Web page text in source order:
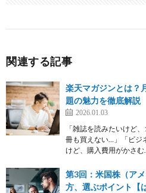
関連する記事
楽天マガジンとは？
題の魅力を徹底解説
2026.01.03
「雑誌を読みたいけど
冊も買えない…」「ビジ
けど、購入費用がかさ
第3回：米国株（ア
方、選ぶポイント【